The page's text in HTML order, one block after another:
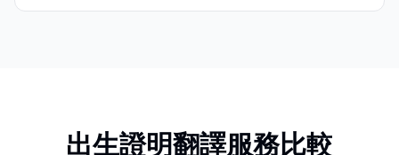
出生證明翻譯服務比較